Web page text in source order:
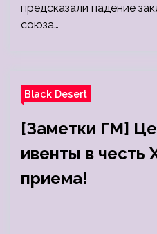
предсказали падение
союза…
Black Desert
[Заметки ГМ]
ивенты в честь
приема!